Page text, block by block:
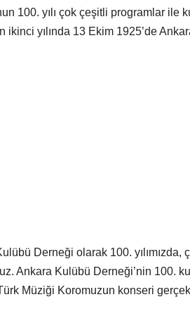
100. yılı çok çeşitli programlar ile
yılında 13 Ekim 1925’de
Derneği olarak 100.
Ankara Kulübü Derneği’nin 100.
Müziği Koromuzun konseri